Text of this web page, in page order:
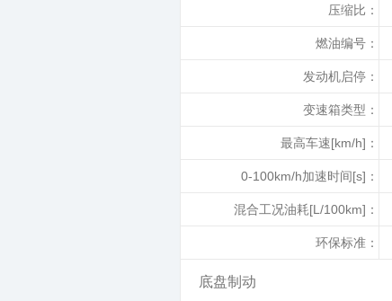
压缩比：
燃油编号：
发动机启停：
变速箱类型：
最高车速[km/h]：
0-100km/h加速时间[s]：
混合工况油耗[L/100km]：
环保标准：
底盘制动